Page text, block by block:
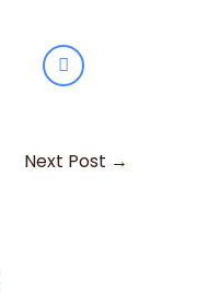
Next Post →